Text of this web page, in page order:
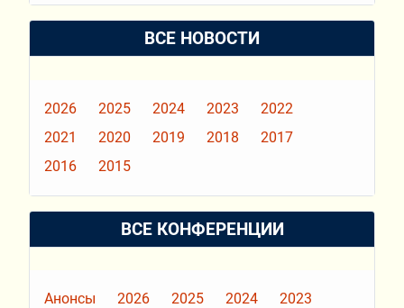
ВСЕ НОВОСТИ
2026 2025 2024 2023
2022
2021
2020 2019 2018
2017
2016
2015
ВСЕ КОНФЕРЕНЦИИ
Анонсы 2026 2025 2024
2023